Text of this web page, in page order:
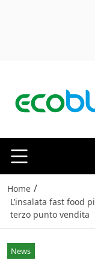
Home /
L’insalata fast food
terzo punto vendita
News